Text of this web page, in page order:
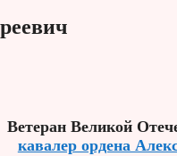
Ветеран Великой
кавалер ордена